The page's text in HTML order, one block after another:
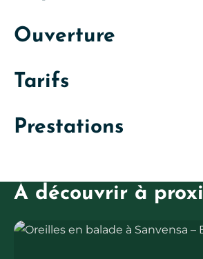
Ouverture
Tarifs
Prestations
À découvrir à
Oreilles en balade à Sanvensa – Balade